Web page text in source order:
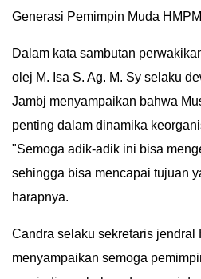
OLAHRAGA
HIBURAN
GALLERY
IN
DEPTH
Generasi Pemimpin Muda
Dalam kata sambutan
olej M. Isa S. Ag. M. Sy selaku
Jambj menyampaikan bahwa
penting dalam dinamika
"Semoga adik-adik ini bisa
sehingga bisa mencapai tujuan
harapnya.
Candra selaku sekretaris jendral
menyampaikan semoga